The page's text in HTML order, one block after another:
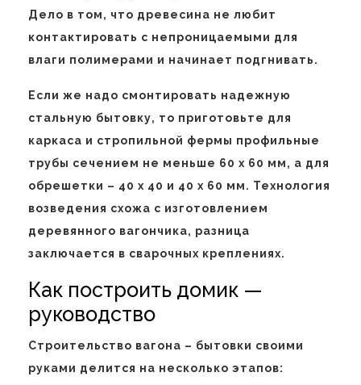
Дело в том, что древесина не любит
контактировать с непроницаемыми для
влаги полимерами и начинает подгнивать.
Если же надо смонтировать надежную
стальную бытовку, то приготовьте для
каркаса и стропильной фермы профильные
трубы сечением не меньше 60 х 60 мм, а для
обрешетки – 40 х 40 и 40 х 60 мм. Технология
возведения схожа с изготовлением
деревянного вагончика, разница
заключается в сварочных креплениях.
Как построить домик —
руководство
Строительство вагона – бытовки своими
руками делится на несколько этапов: